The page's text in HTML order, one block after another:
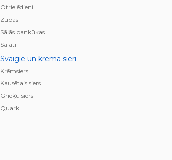
Otrie ēdieni
Zupas
Sāļās pankūkas
Salāti
Svaigie un krēma sieri
Krēmsiers
Kausētais siers
Grieķu siers
Quark